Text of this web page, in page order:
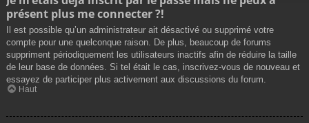
présent plus me connecter ?!
Il est possible qu’un administrateur ait désactivé ou supprimé votre
compte pour une quelconque raison. De plus, beaucoup de forums
suppriment périodiquement les utilisateurs inactifs afin de réduire la taille
de leur base de données. Si tel était le cas, inscrivez-vous de nouveau et
essayez de participer plus activement aux discussions du forum.
Haut